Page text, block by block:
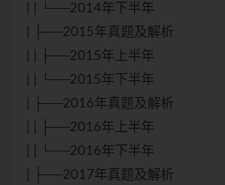
| | └──2014年下半年
| ├──2015年真题及解析
| | ├──2015年上半年
| | └──2015年下半年
| ├──2016年真题及解析
| | ├──2016年上半年
| | └──2016年下半年
| ├──2017年真题及解析